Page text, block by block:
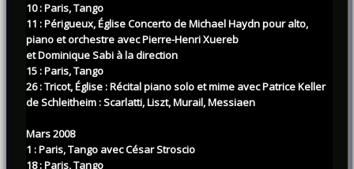
10 : Paris, Tango
11 : Périgueux, Église Concerto de Michael Haydn pour alto,
piano et orchestre avec Pierre-Henri Xuereb
et Dominique Sabi à la direction
15 : Paris, Tango
26 : Tricot, Église : Récital piano solo et mime avec Patrice Keller
de Schleitheim : Scarlatti, Liszt, Murail, Messiaen
Mars 2008
1 : Paris, Tango avec César Stroscio
18 : Paris, Tango